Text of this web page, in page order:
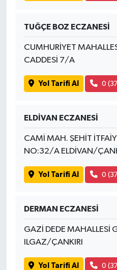
TUĞÇE BOZ ECZANESİ
CUMHURİYET
CADDESİ 7/A
Yol Tarifi Al 0
ELDİVAN ECZANESİ
CAMİ MAH. ŞEHİT
NO:32/A ELDİVAN/
Yol Tarifi Al 0
DERMAN ECZANESİ
GAZİ DEDE MAHALLESİ
ILGAZ/ÇANKIRI
Yol Tarifi Al 0